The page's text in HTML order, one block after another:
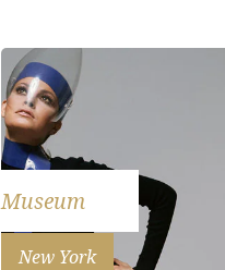
Museum
New York